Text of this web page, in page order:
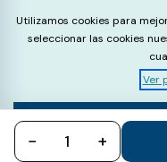
− +
©
Pago
Cookie
Utilizamos cookies para
seleccionar las cookies
Ver
Aceptar
todo